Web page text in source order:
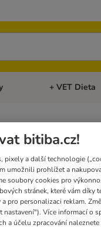
pro psy Otevřít menu:
+ VET Dieta
a ryb
bitiba.cz!
pixely a další technologie
umožnili prohlížet a
soubory cookies pro
stránek, které vám díky
pro personalizaci reklam.
Více informací o
a účelu zpracování naleznete